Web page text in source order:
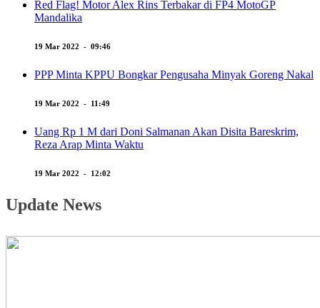
Red Flag! Motor Alex Rins Terbakar di FP4 MotoGP
Mandalika
19 Mar 2022 - 09:46
PPP Minta KPPU Bongkar Pengusaha Minyak Goreng Nakal
19 Mar 2022 - 11:49
Uang Rp 1 M dari Doni Salmanan Akan Disita Bareskrim,
Reza Arap Minta Waktu
19 Mar 2022 - 12:02
Update News